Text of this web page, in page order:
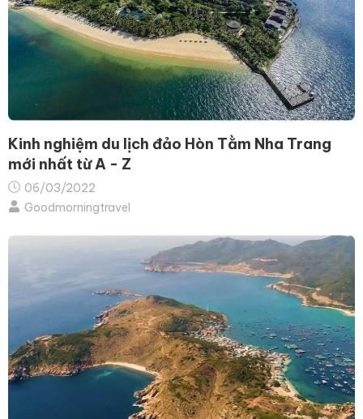
Kinh nghiệm du lịch đảo Hòn Tằm Nha Trang
mới nhất từ A - Z
06/03/2022
Goodmorningtravel